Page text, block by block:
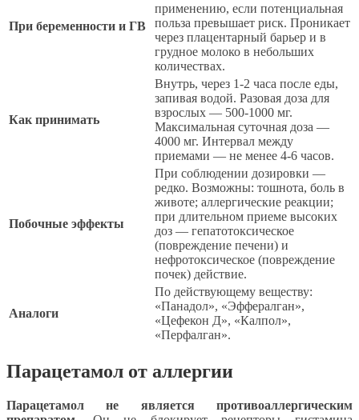
При беременности и ГВ
применению, если потенциальная
польза превышает риск. Проникает
через плацентарный барьер и в
грудное молоко в небольших
количествах.
Как принимать
Внутрь, через 1-2 часа после еды,
запивая водой. Разовая доза для
взрослых — 500-1000 мг.
Максимальная суточная доза —
4000 мг. Интервал между
приемами — не менее 4-6 часов.
Побочные эффекты
При соблюдении дозировки —
редко. Возможны: тошнота, боль в
животе; аллергические реакции;
при длительном приеме высоких
доз — гепатотоксическое
(повреждение печени) и
нефротоксическое (повреждение
почек) действие.
Аналоги
По действующему веществу:
«Панадол», «Эффералган»,
«Цефекон Д», «Калпол»,
«Перфалган».
Парацетамол от аллергии
Парацетамол не является противоаллергическим